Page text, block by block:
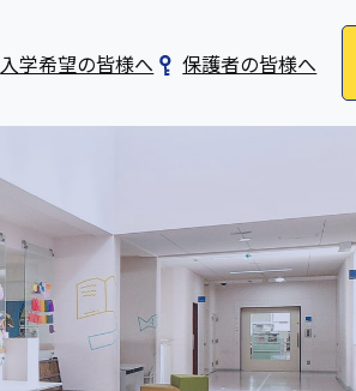
入学希望の皆様へ 保護者の皆様へ